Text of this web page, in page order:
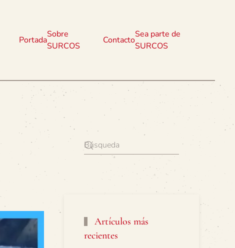
Portada
Sobre
SURCOS
Contacto
Sea parte de
SURCOS
Artículos más
recientes